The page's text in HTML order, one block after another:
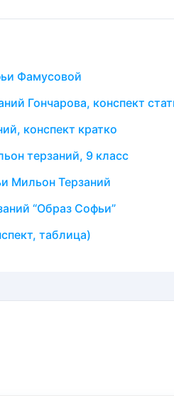
Фамусовой
Гончарова, конспект
конспект кратко
терзаний, 9 класс
Мильон Терзаний
“Образ Софьи”
таблица)